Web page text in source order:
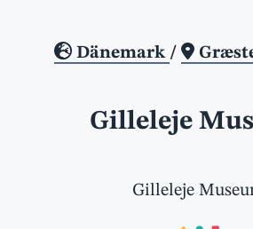
Dänemark /
Gilleleje
Gilleleje